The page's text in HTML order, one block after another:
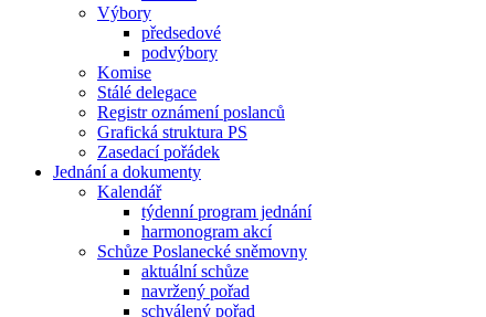
Výbory
předsedové
podvýbory
Komise
Stálé delegace
Registr oznámení poslanců
Grafická struktura PS
Zasedací pořádek
Jednání a dokumenty
Kalendář
týdenní program jednání
harmonogram akcí
Schůze Poslanecké sněmovny
aktuální schůze
navržený pořad
schválený pořad